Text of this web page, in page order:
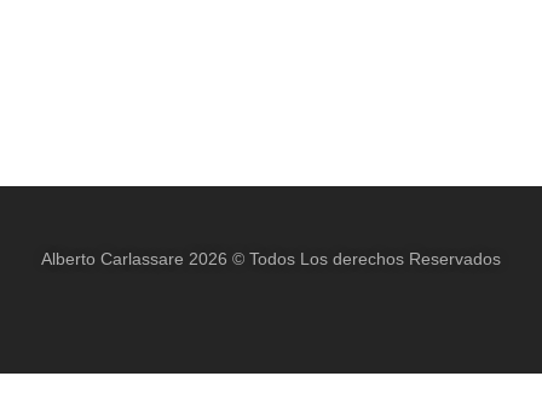
Alberto Carlassare 2026 © Todos Los derechos Reservados